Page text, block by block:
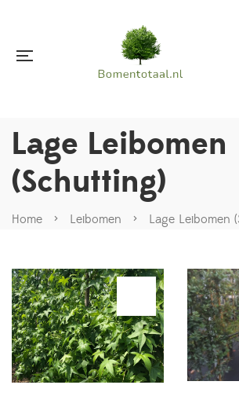
Lage Leibomen
(Schutting)
Home > Leibomen > Lage Leibomen